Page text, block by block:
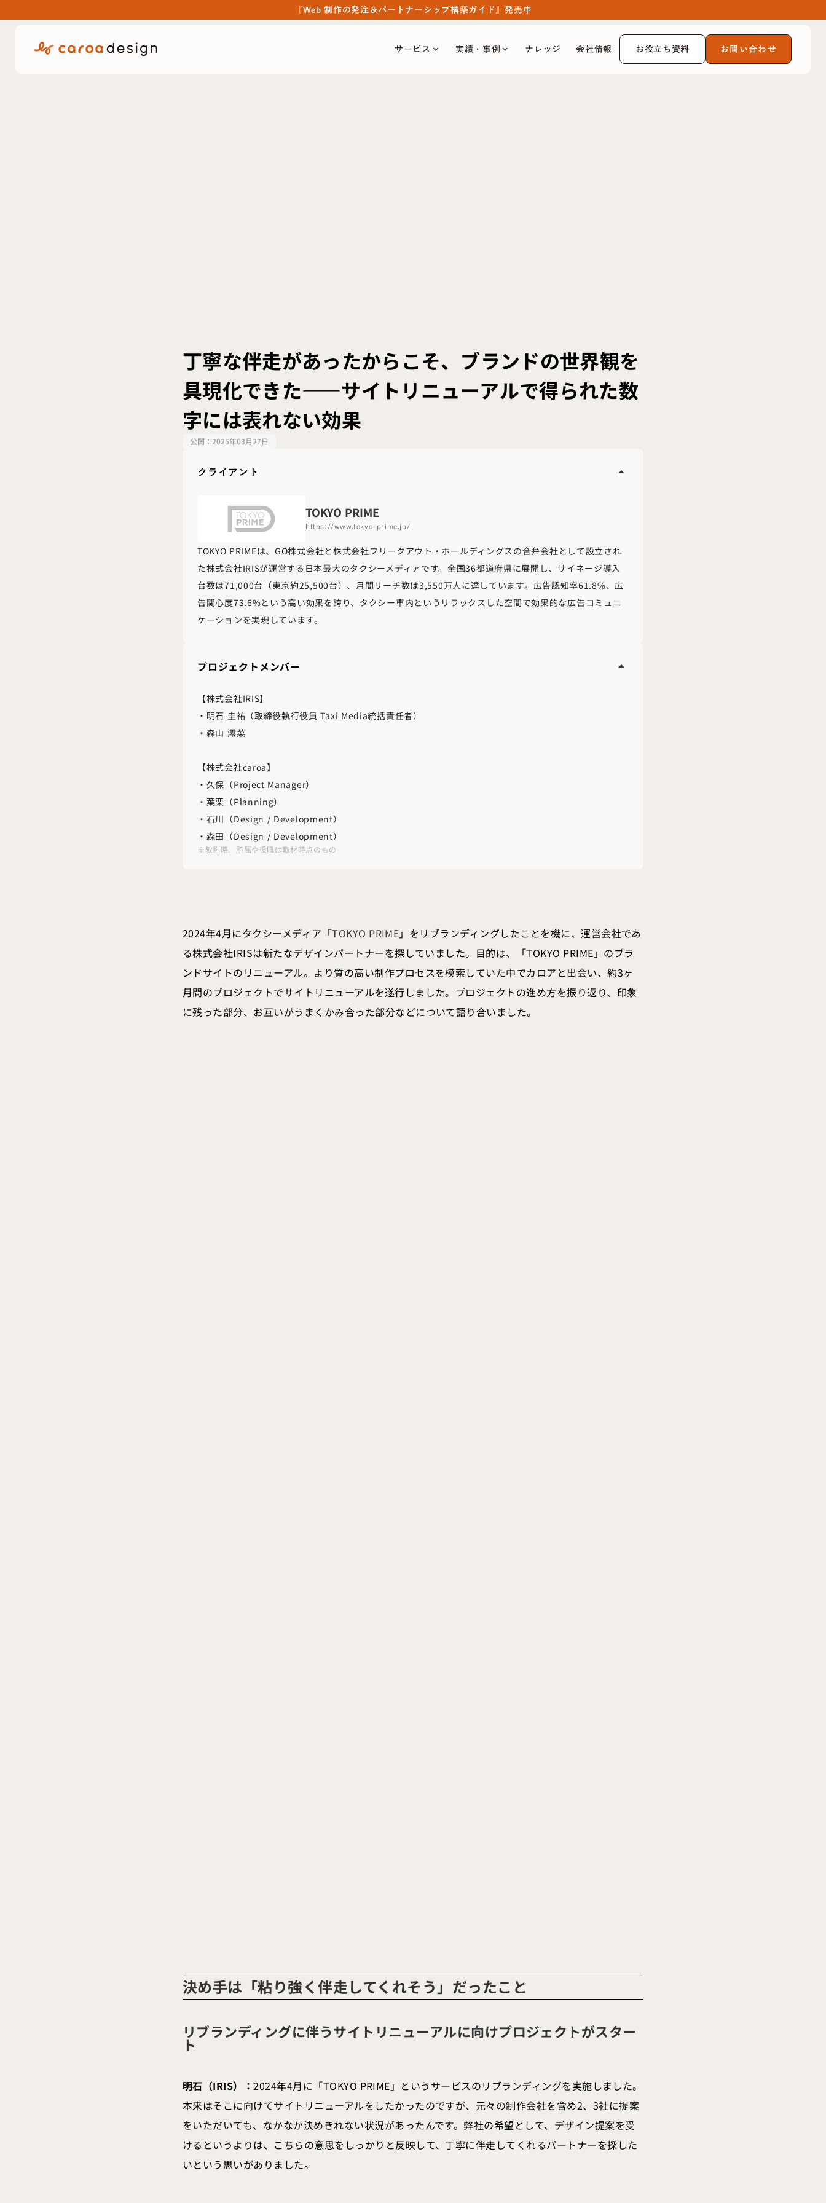
『Web 制作の発注＆パートナーシップ構築ガイド』発売中
サービス keyboard_arrow_down 実績・事例 keyboard_arrow_down ナレッジ 会社情報 お役立ち資料 お問い合わせ
丁寧な伴走があったからこそ、ブランドの世界観を
具現化できた――サイトリニューアルで得られた数
字には表れない効果
公開： 2025年03月27日
クライアント arrow_drop_up
TOKYO PRIME
https://www.tokyo-prime.jp/
TOKYO PRIMEは、GO株式会社と株式会社フリークアウト・ホールディングスの合弁会社として設立され
た株式会社IRISが運営する日本最大のタクシーメディアです。全国36都道府県に展開し、サイネージ導入
台数は71,000台（東京約25,500台）、月間リーチ数は3,550万人に達しています。広告認知率61.8%、広
告関心度73.6%という高い効果を誇り、タクシー車内というリラックスした空間で効果的な広告コミュニ
ケーションを実現しています。
プロジェクトメンバー arrow_drop_up
【株式会社IRIS】
・明石 圭祐（取締役執行役員 Taxi Media統括責任者）
・森山 澪菜
【株式会社caroa】
・久保（Project Manager）
・葉栗（Planning）
・石川（Design / Development）
・森田（Design / Development）
※敬称略。所属や役職は取材時点のもの
2024年4月にタクシーメディア「TOKYO PRIME」をリブランディングしたことを機に、運営会社であ
る株式会社IRISは新たなデザインパートナーを探していました。目的は、「TOKYO PRIME」のブラ
ンドサイトのリニューアル。より質の高い制作プロセスを模索していた中でカロアと出会い、約3ヶ
月間のプロジェクトでサイトリニューアルを遂行しました。プロジェクトの進め方を振り返り、印象
に残った部分、お互いがうまくかみ合った部分などについて語り合いました。
決め手は「粘り強く伴走してくれそう」だったこと
リブランディングに伴うサイトリニューアルに向けプロジェクトがスター
ト
明石（IRIS）：2024年4月に「TOKYO PRIME」というサービスのリブランディングを実施しました。
本来はそこに向けてサイトリニューアルをしたかったのですが、元々の制作会社を含め2、3社に提案
をいただいても、なかなか決めきれない状況があったんです。弊社の希望として、デザイン提案を受
けるというよりは、こちらの意思をしっかりと反映して、丁寧に伴走してくれるパートナーを探した
いという思いがありました。